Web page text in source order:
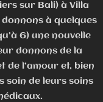
sur Bali) à Villa
donnons à quelques
6) une nouvelle
donnons de la
de l’amour et, bien
soin de leurs soins